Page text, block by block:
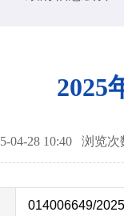
2025
04-28 10:40 浏览次
014006649/